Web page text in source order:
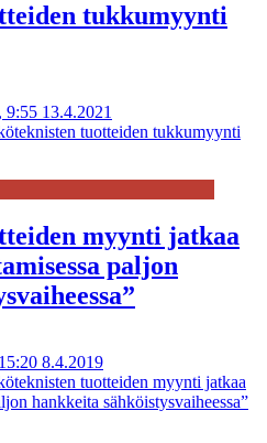
tukkumyynti
9:55 13.4.2021
tuotteiden tukkumyynti
myynti jatkaa
paljon
8.4.2019
tuotteiden myynti jatkaa
hankkeita sähköistysvaiheessa”